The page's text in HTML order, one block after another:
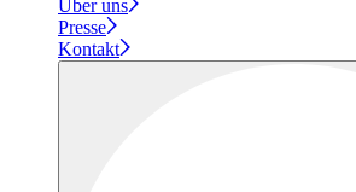
Über uns
Presse
Kontakt